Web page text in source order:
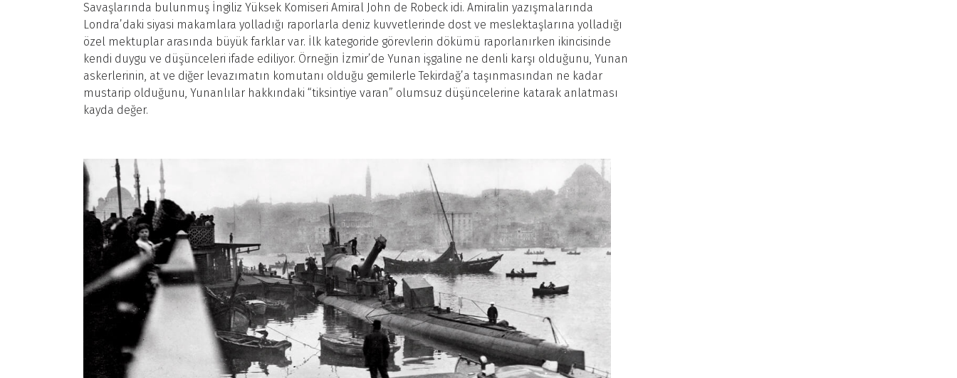
Savaşlarında bulunmuş İngiliz Yüksek Komiseri Amiral John de Robeck idi. Amiralin yazışmalarında
Londra’daki siyasi makamlara yolladığı raporlarla deniz kuvvetlerinde dost ve meslektaşlarına yolladığı
özel mektuplar arasında büyük farklar var. İlk kategoride görevlerin dökümü raporlanırken ikincisinde
kendi duygu ve düşünceleri ifade ediliyor. Örneğin İzmir’de Yunan işgaline ne denli karşı olduğunu, Yunan
askerlerinin, at ve diğer levazımatın komutanı olduğu gemilerle Tekirdağ’a taşınmasından ne kadar
mustarip olduğunu, Yunanlılar hakkındaki “tiksintiye varan” olumsuz düşüncelerine katarak anlatması
kayda değer.